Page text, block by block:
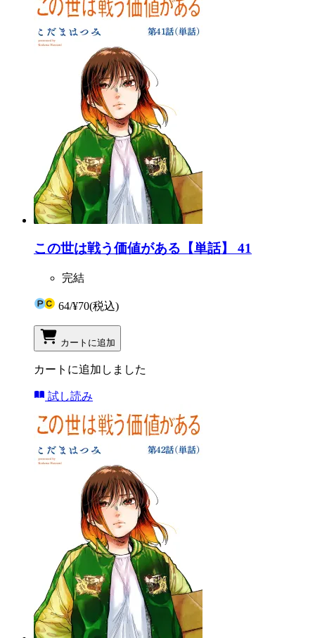
この世は戦う価値がある【単話】 41
完結
64/¥70(税込)
カートに追加
カートに追加しました
試し読み